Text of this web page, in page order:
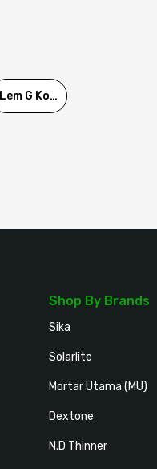
Lem G Korea
Shop By Brands
Sika
Solarlite
Mortar Utama (MU)
Dextone
N.D Thinner